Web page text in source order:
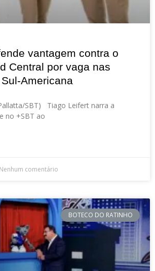
vantagem contra o
Central por vaga nas
Americana
SBT) Tiago Leifert narra a
no +SBT ao
Nenhum comentário
BOTECO DO RATINHO